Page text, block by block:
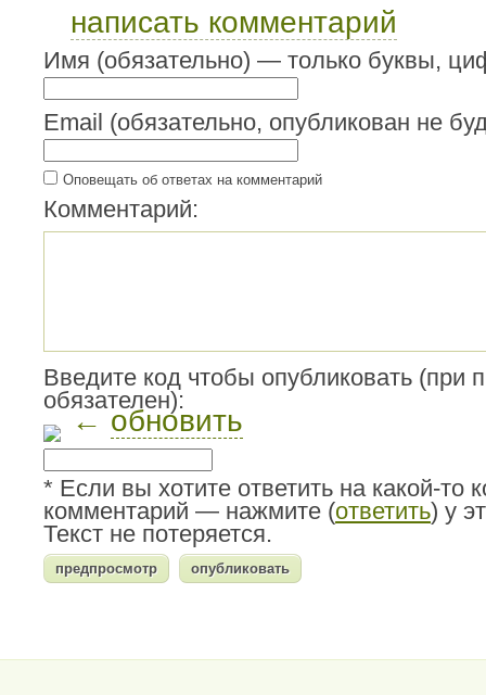
написать комментарий
Имя (обязательно) — только буквы,
Email (обязательно, опубликован не
Оповещать об ответах на комментарий
Комментарий:
Введите код чтобы опубликовать (при
обязателен):
← обновить
* Если вы хотите ответить на какой-то
комментарий — нажмите (ответить) у
Текст не потеряется.